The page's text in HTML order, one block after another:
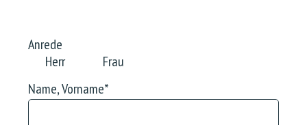
Anrede
Herr
Frau
Name, Vorname*